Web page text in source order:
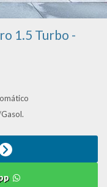
1.5 Turbo -